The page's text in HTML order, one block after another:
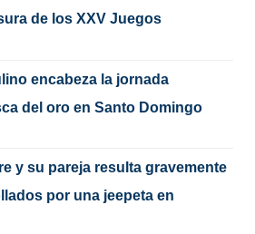
de los XXV Juegos
encabeza la jornada
del oro en Santo Domingo
y su pareja resulta gravemente
por una jeepeta en